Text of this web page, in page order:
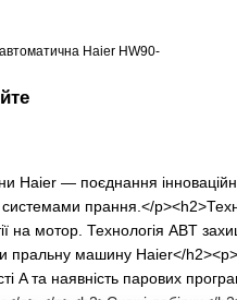
Haier — поєднання
системами прання.</
на мотор. Технологія ABT
пральну машину Haier</
A та наявність парових
Haier HW90-